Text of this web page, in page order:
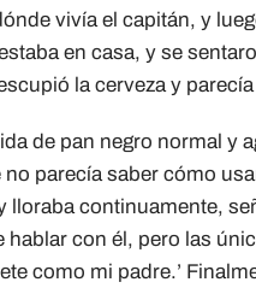
vivía el capitán, y
en casa, y se
la cerveza y
de pan negro normal y
no parecía saber cómo
lloraba continuamente,
con él, pero las
como mi padre.’